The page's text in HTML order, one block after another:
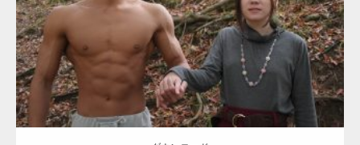
ダウンロード
NHK「所さん！事件ですよ」に取材されまし
た（6/8放送）